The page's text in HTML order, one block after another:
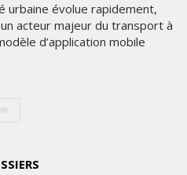
urbaine évolue rapidement,
acteur majeur du transport à
d’application mobile